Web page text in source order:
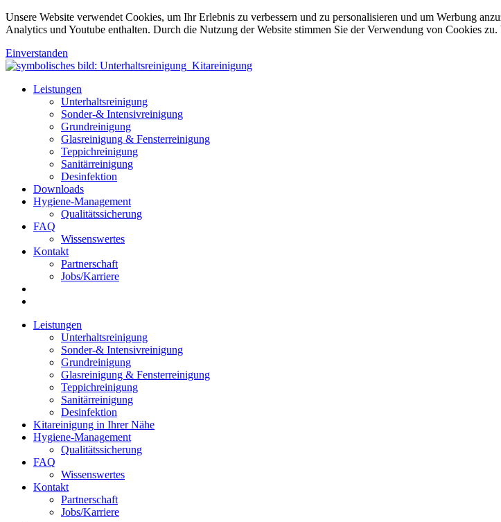
Unsere Website verwendet Cookies, um Ihr Erlebnis zu verbessern und zu personalisieren und um Werbung
Analytics und Youtube enthalten. Durch die Nutzung der Website stimmen Sie der Verwendung von Cookies
Einverstanden
Leistungen
Unterhaltsreinigung
Sonder-& Intensivreinigung
Grundreinigung
Glasreinigung & Fensterreinigung
Teppichreinigung
Sanitärreinigung
Desinfektion
Downloads
Hygiene-Management
Qualitätssicherung
FAQ
Wissenswertes
Kontakt
Partnerschaft
Jobs/Karriere
Leistungen
Unterhaltsreinigung
Sonder-& Intensivreinigung
Grundreinigung
Glasreinigung & Fensterreinigung
Teppichreinigung
Sanitärreinigung
Desinfektion
Kitareinigung in Ihrer Nähe
Hygiene-Management
Qualitätssicherung
FAQ
Wissenswertes
Kontakt
Partnerschaft
Jobs/Karriere